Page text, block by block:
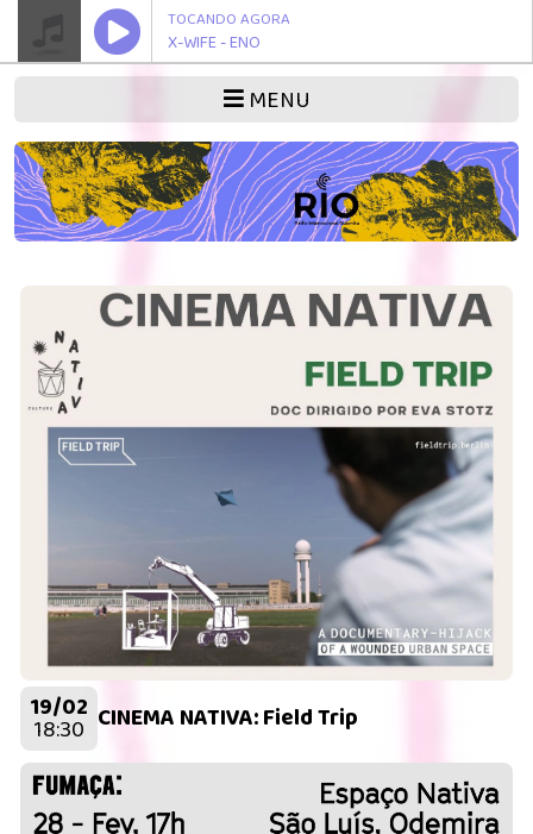
TOCANDO AGORA
X-WIFE - ENO
MENU
19/02
18:30 CINEMA NATIVA: Field Trip